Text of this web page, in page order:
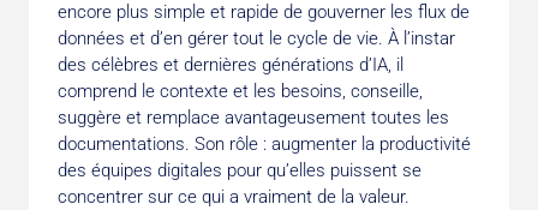
encore plus simple et rapide de gouverner les flux de
données et d’en gérer tout le cycle de vie. À l’instar
des célèbres et dernières générations d’IA, il
comprend le contexte et les besoins, conseille,
suggère et remplace avantageusement toutes les
documentations. Son rôle : augmenter la productivité
des équipes digitales pour qu’elles puissent se
concentrer sur ce qui a vraiment de la valeur.